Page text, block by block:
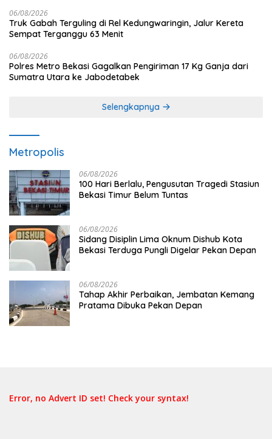
06/08/2026
Truk Gabah Terguling di Rel Kedungwaringin, Jalur Kereta
Sempat Terganggu 63 Menit
06/08/2026
Polres Metro Bekasi Gagalkan Pengiriman 17 Kg Ganja dari
Sumatra Utara ke Jabodetabek
Selengkapnya
Metropolis
06/08/2026
100 Hari Berlalu, Pengusutan Tragedi Stasiun
Bekasi Timur Belum Tuntas
06/08/2026
Sidang Disiplin Lima Oknum Dishub Kota
Bekasi Terduga Pungli Digelar Pekan Depan
06/08/2026
Tahap Akhir Perbaikan, Jembatan Kemang
Pratama Dibuka Pekan Depan
Error, no Advert ID set! Check your syntax!